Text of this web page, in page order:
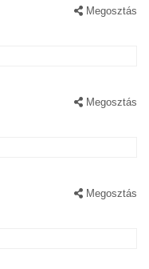
Megosztás
Megosztás
Megosztás